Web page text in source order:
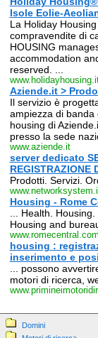
Isole Eolie-
La Holiday
compravendite di
HOUSING
accommodation
reserved. ...
Aziende.it >
Il servizio è
ampiezza di
housing di
presso la sede
www.aziende.it
server dedicato
Prodotti. Servizi.
Housing - Rome
... Health.
Housing and
housing :
inserimento e
... possono
motori di ricerca,
Domini